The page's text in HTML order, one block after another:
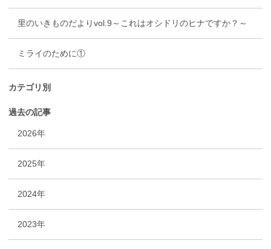
里のいきものだよりvol.9～これはオシドリのヒナですか？～
ミライのために①
カテゴリ別
過去の記事
2026年
2025年
2024年
2023年